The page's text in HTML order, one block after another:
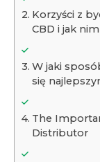
Korzyści z
CBD i jak
W jaki
się
The
Distributor